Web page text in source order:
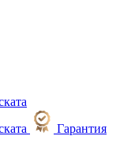
Гарантия